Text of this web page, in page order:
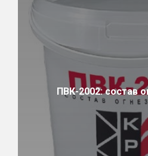
ПВК-2002: состав